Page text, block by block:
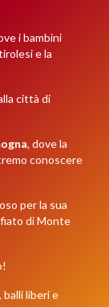
i bambini
e la
città di
, dove la
conoscere
per la sua
di Monte
balli liberi e